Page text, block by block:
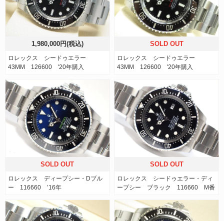
1,980,000円(税込)
ロレックス シードゥエラー
43MM 126600 '20年購入
SOLD OUT
ロレックス シードゥエラー
43MM 126600 '20年購入
SOLD OUT
ロレックス ディープシー・Dブル
ー 116660 ’16年
SOLD OUT
ロレックス シードゥエラー・ディ
ープシー ブラック 116660 M番